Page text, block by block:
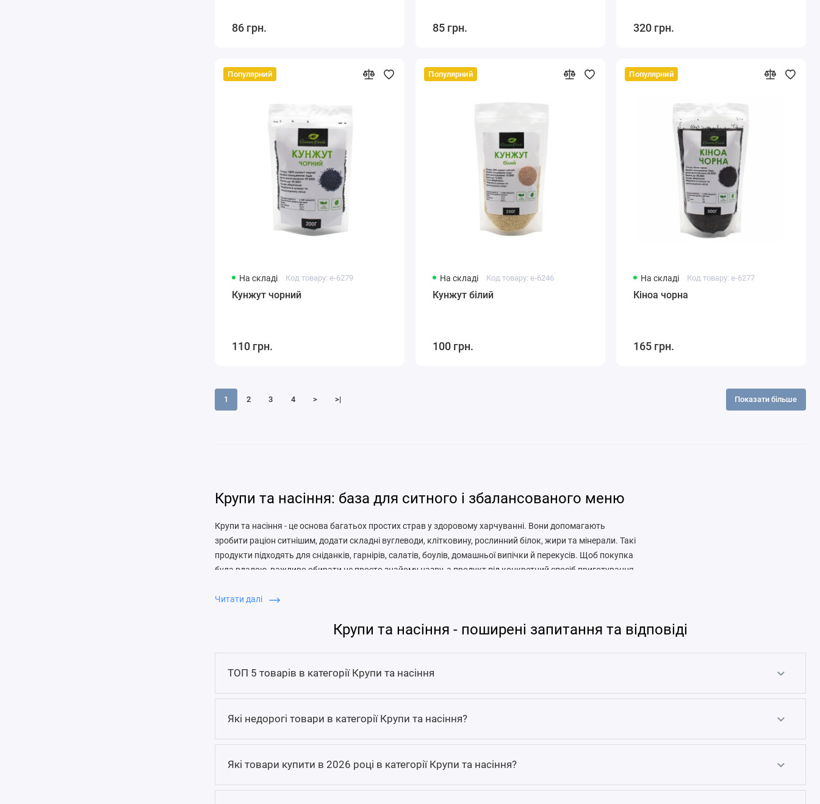
86 грн. 85 грн. 320 грн.
Популярний
На складі Код товару: e-6279
Кунжут чорний
110 грн.
Популярний
На складі Код товару: e-6246
Кунжут білий
100 грн.
Популярний
На складі Код товару: e-6277
Кіноа чорна
165 грн.
1 2 3 4 > >| Показати більше
Крупи та насіння: база для ситного і збалансованого меню
Крупи та насіння - це основа багатьох простих страв у здоровому харчуванні. Вони допомагають
зробити раціон ситнішим, додати складні вуглеводи, клітковину, рослинний білок, жири та мінерали. Такі
продукти підходять для сніданків, гарнірів, салатів, боулів, домашньої випічки й перекусів. Щоб покупка
була вдалою, важливо обирати не просто знайому назву, а продукт під конкретний спосіб приготування,
Крупи зручні тим, що їх легко зберігати, дозувати та комбінувати з іншими продуктами. Гречка, рис,
кіноа, булгур, вівсянка, пшоно або інші варіанти можуть стати основою страви, додати енергію перед
спортивне харчування, крупи часто залишаються простим джерелом вуглеводів, яке легко поєднати з
білком, овочами та жирами.
Насіння має іншу роль. Чіа, льон, кунжут, гарбузове, соняшникове або інші види додають стравам
достатня.
Кому можуть підійти крупи та насіння
Читати далі
Крупи та насіння - поширені запитання та відповіді
ТОП 5 товарів в категорії Крупи та насіння
Які недорогі товари в категорії Крупи та насіння?
Які товари купити в 2026 році в категорії Крупи та насіння?